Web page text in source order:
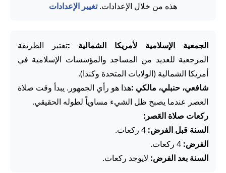
هذه من خلال الإعدادات.تغيير الإعدادات
الجمعية الإسلامية لأمريكا الشمالية :تعتبر الطريقة
المرجعية للعديد من المساجد والمؤسسات الإسلامية في
أمريكا الشمالية (الولايات المتحدة وكندا).
شافعي، حنبلي، مالكي :هذا هو رأي الجمهور. يبدأ وقت صلاة
العصر عندما يصبح ظل الشيء مساوياً لطوله الحقيقي.
ركعات صلاة العَصر:
السنة قبل الفرض:
الفرض:
السنة بعد الفرض: لايوجد ركعات.